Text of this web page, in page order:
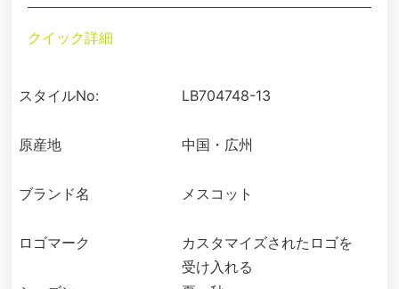
クイック詳細
スタイルNo: LB704748-13
原産地 中国・広州
ブランド名 メスコット
ロゴマーク
カスタマイズされたロゴを
受け入れる